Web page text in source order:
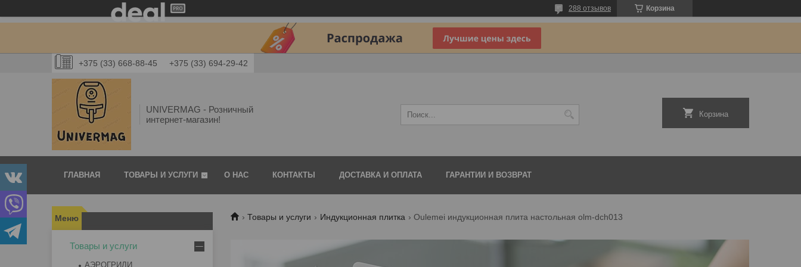
Корзина
288 отзывов
+375 (33) 668-88-45 +375 (33) 694-29-42
UNIVERMAG - Розничный
интернет-магазин!
Корзина
ГЛАВНАЯ ТОВАРЫ И УСЛУГИ О НАС КОНТАКТЫ ДОСТАВКА И ОПЛАТА ГАРАНТИИ И ВОЗВРАТ
Товары и услуги Индукционная плитка Oulemei индукционная плита настольная olm-dch013
Товары и услуги
АЭРОГРИЛИ